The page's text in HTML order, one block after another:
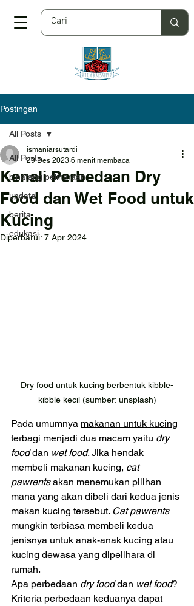
Postingan
All Posts
binatang peliharaan
update
berita
edukasi
All Posts
Kenali Perbedaan Dry
Food dan Wet Food untuk
Kucing
ismaniarsutardi
29 Des 2023 6 menit membaca
Diperbarui: 7 Apr 2024
Dry food untuk kucing berbentuk kibble-
kibble kecil (sumber: unsplash)
Pada umumnya makanan untuk kucing
terbagi menjadi dua macam yaitu dry
food dan wet food. Jika hendak
membeli makanan kucing, cat
pawrents akan menemukan pilihan
mana yang akan dibeli dari kedua jenis
makan kucing tersebut. Cat pawrents
mungkin terbiasa membeli kedua
jenisnya untuk anak-anak kucing atau
kucing dewasa yang dipelihara di
rumah.
Apa perbedaan dry food dan wet food?
Kriteria perbedaan keduanya dapat